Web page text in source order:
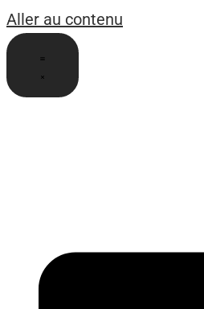
Aller au contenu